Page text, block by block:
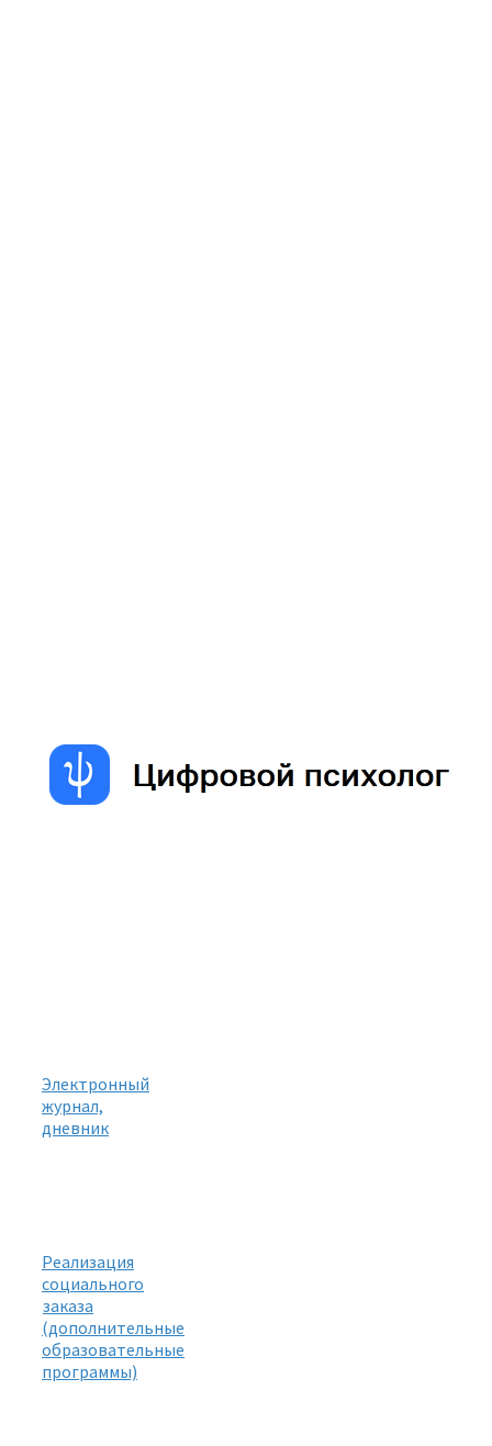
Электронный
журнал,
дневник
Реализация
социального
заказа
(дополнительные
образовательные
программы)